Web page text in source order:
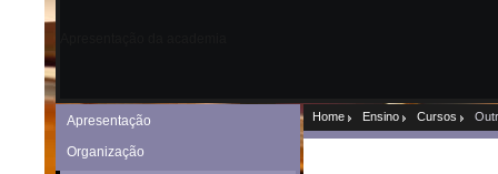
Apresentação
Organização
Home Ensino Cursos